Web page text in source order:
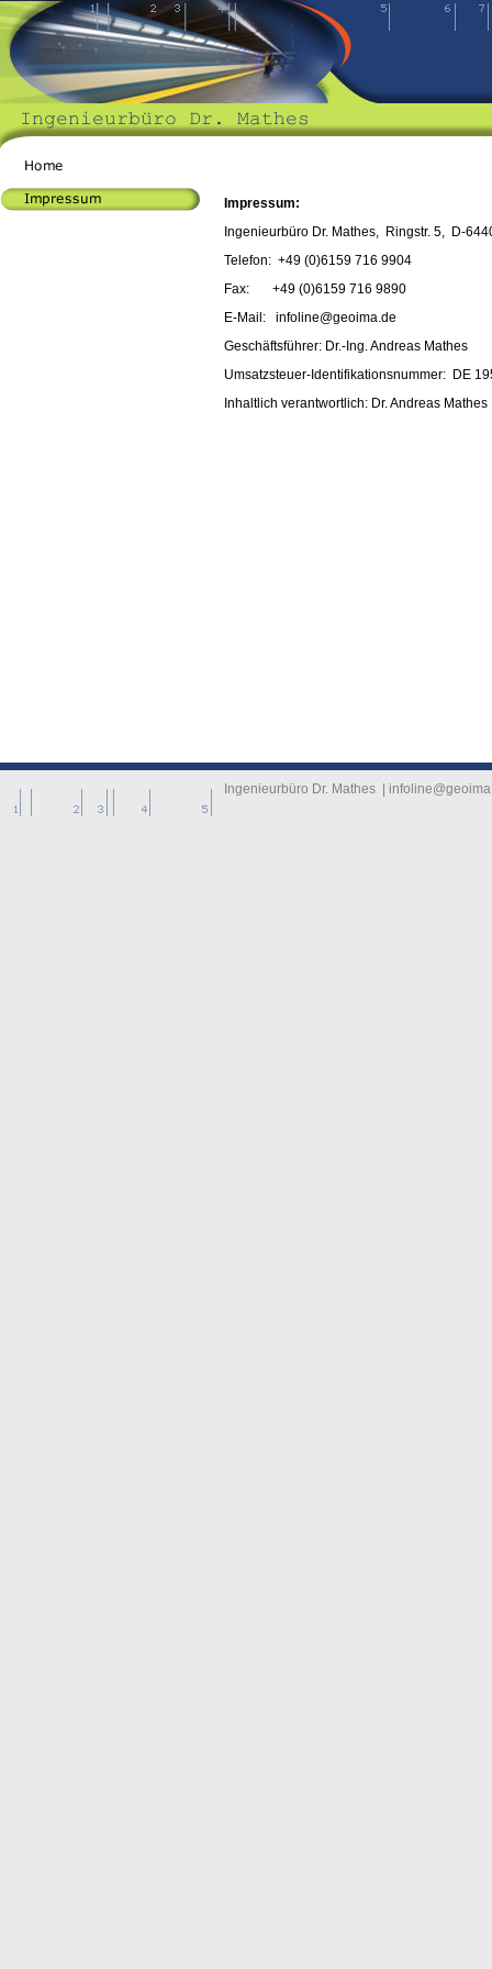
Impressum:
Ingenieurbüro Dr. Mathes, Ringstr. 5, D-
Telefon: +49 (0)6159 716 9904
Fax: +49 (0)6159 716 9890
E-Mail: infoline@geoima.de
Geschäftsführer: Dr.-Ing. Andreas Mathes
Umsatzsteuer-Identifikationsnummer: DE
Inhaltlich verantwortlich: Dr. Andreas Mathes
Ingenieurbüro Dr. Mathes |